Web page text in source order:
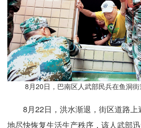
8月20日，巴南区人武部民兵在鱼洞街
8月22日，洪水渐退，街区道路上
地尽快恢复生活生产秩序，该人武部